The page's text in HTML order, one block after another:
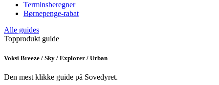
Terminsberegner
Børnepenge-rabat
Alle guides
Topprodukt guide
Voksi Breeze / Sky / Explorer / Urban
Den mest klikke guide på Sovedyret.